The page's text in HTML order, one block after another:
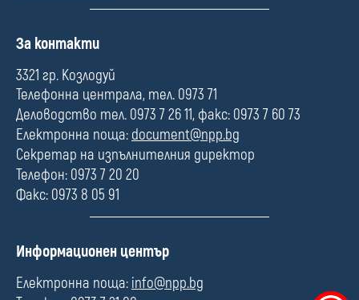
П
л
е
За контакти
3321 гр. Козлодуй
Телефонна централа, тел. 0973 71
Деловодство тел. 0973 7 26 11, факс: 0973 7 60 73
Електронна поща: document@npp.bg
Секретар на изпълнителния директор
Телефон: 0973 7 20 20
Факс: 0973 8 05 91
П
л
Информационен център
Електронна поща: info@npp.bg